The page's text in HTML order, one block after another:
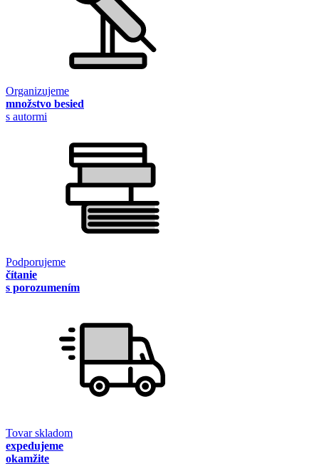
Organizujeme
množstvo besied
s autormi
Podporujeme
čítanie
s porozumením
Tovar skladom
expedujeme
okamžite